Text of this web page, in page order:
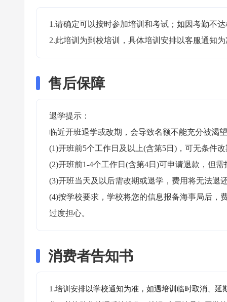
1.请确定可以按时参加培训和考试；如因考勤不
2.此培训为到校培训，具体培训安排以客服通知
售后保障
退学提示：
临近开班退学或改期，会导致名额不能充分被渴
(1)开班前5个工作日及以上(含第5日)，可无条件
(2)开班前1-4个工作日(含第4日)可申请退款，但
(3)开班当天及以后需改期或退学，费用将无法退
(4)按学校要求，学校将您的信息报备海事局后，
过度担心。
消费者告知书
1.培训安排以学校通知为准，如遇培训临时取消、